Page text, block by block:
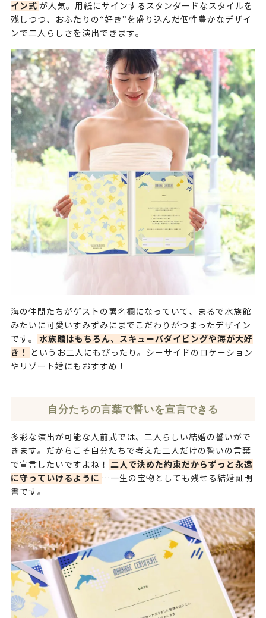
イン式 が人気。用紙にサインするスタンダードなスタイルを
残しつつ、おふたりの“好き”を盛り込んだ個性豊かなデザイ
ンで二人らしさを演出できます。
海の仲間たちがゲストの署名欄になっていて、まるで水族館
みたいに可愛いすみずみにまでこだわりがつまったデザイン
です。
水族館はもちろん、スキューバダイビングや海が大好
き！
というお二人にもぴったり。シーサイドのロケーション
やリゾート婚にもおすすめ！
自分たちの言葉で誓いを宣言できる
多彩な演出が可能な人前式では、二人らしい結婚の誓いがで
きます。だからこそ自分たちで考えた二人だけの誓いの言葉
で宣言したいですよね！ 二人で決めた約束だからずっと永遠
に守っていけるように …一生の宝物としても残せる結婚証明
書です。